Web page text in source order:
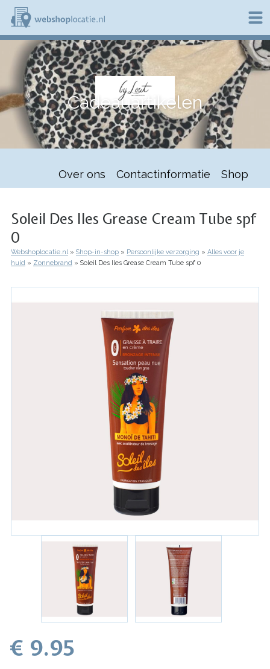
Overslaan
naar
de
h
o
p
l
Cadeauartikelen
Over ons Contactinformatie Shop
Soleil Des Iles Grease Cream Tube spf
0
Kruimelpad
Webshoplocatie.nl Shop-in-shop Persoonlijke verzorging
Alles voor je
huid
Zonnebrand Soleil Des Iles Grease Cream Tube spf 0
€ 9.95